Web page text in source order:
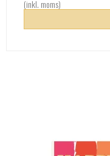
(inkl. moms)